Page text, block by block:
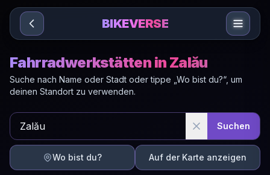
Sari la conținut
BIKEVERSE
Fahrradwerkstätten in Zalău
Suche nach Name oder Stadt oder tippe „Wo bist du?“, um
deinen Standort zu verwenden.
Suchen
Wo bist du? Auf der Karte anzeigen